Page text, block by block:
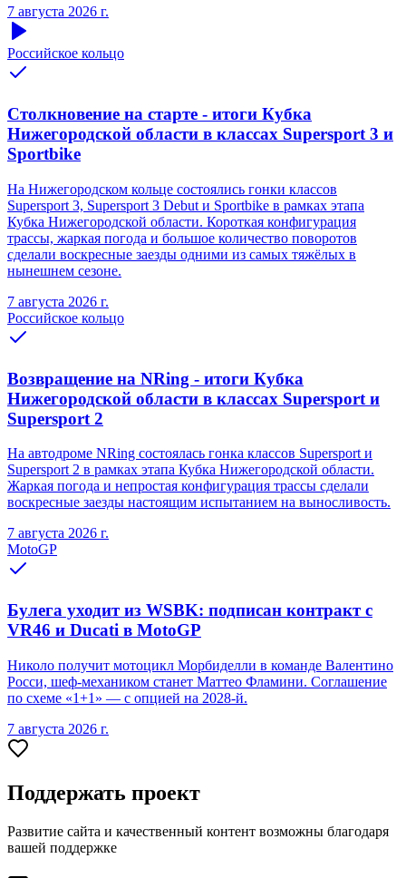
7 августа 2026 г.
Российское кольцо
Столкновение на старте - итоги Кубка
Нижегородской области в классах Supersport 3 и
Sportbike
На Нижегородском кольце состоялись гонки классов
Supersport 3, Supersport 3 Debut и Sportbike в рамках этапа
Кубка Нижегородской области. Короткая конфигурация
трассы, жаркая погода и большое количество поворотов
сделали воскресные заезды одними из самых тяжёлых в
нынешнем сезоне.
7 августа 2026 г.
Российское кольцо
Возвращение на NRing - итоги Кубка
Нижегородской области в классах Supersport и
Supersport 2
На автодроме NRing состоялась гонка классов Supersport и
Supersport 2 в рамках этапа Кубка Нижегородской области.
Жаркая погода и непростая конфигурация трассы сделали
воскресные заезды настоящим испытанием на выносливость.
7 августа 2026 г.
MotoGP
Булега уходит из WSBK: подписан контракт с
VR46 и Ducati в MotoGP
Николо получит мотоцикл Морбиделли в команде Валентино
Росси, шеф-механиком станет Маттео Фламини. Соглашение
по схеме «1+1» — с опцией на 2028-й.
7 августа 2026 г.
Поддержать проект
Развитие сайта и качественный контент возможны благодаря
вашей поддержке